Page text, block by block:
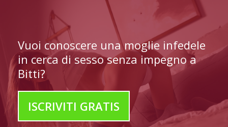
Vuoi conoscere una moglie infedele
in cerca di sesso senza impegno a
Bitti?
ISCRIVITI GRATIS